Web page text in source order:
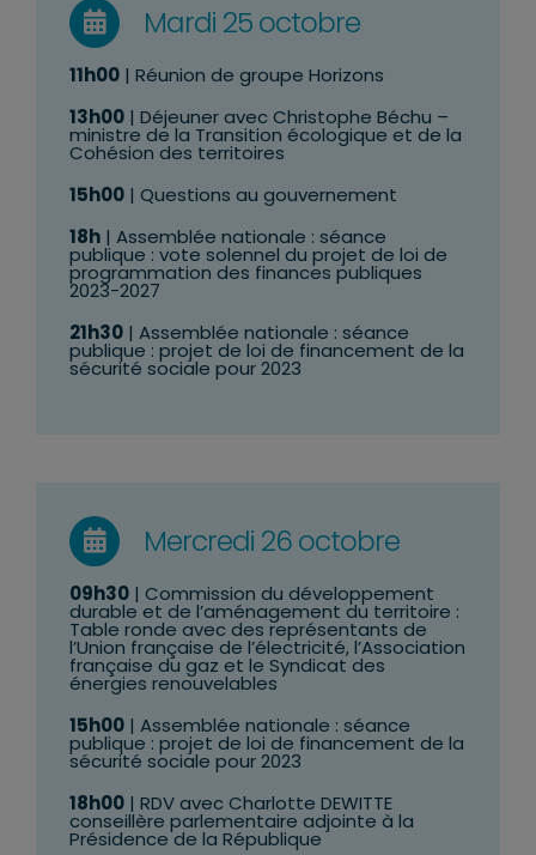
Mardi 25 octobre
11h00| Réunion de groupe Horizons
13h00| Déjeuner avec Christophe Béchu –
ministre de la Transition écologique et de la
Cohésion des territoires
15h00| Questions au gouvernement
18h| Assemblée nationale : séance
publique : vote solennel du projet de loi de
programmation des finances publiques
2023-2027
21h30| Assemblée nationale : séance
publique : projet de loi de financement de la
sécurité sociale pour 2023
Mercredi 26 octobre
09h30| Commission du développement
durable et de l’aménagement du territoire :
Table ronde avec des représentants de
l’Union française de l’électricité, l’Association
française du gaz et le Syndicat des
énergies renouvelables
15h00| Assemblée nationale : séance
publique : projet de loi de financement de la
sécurité sociale pour 2023
18h00| RDV avec Charlotte DEWITTE
conseillère parlementaire adjointe à la
Présidence de la République